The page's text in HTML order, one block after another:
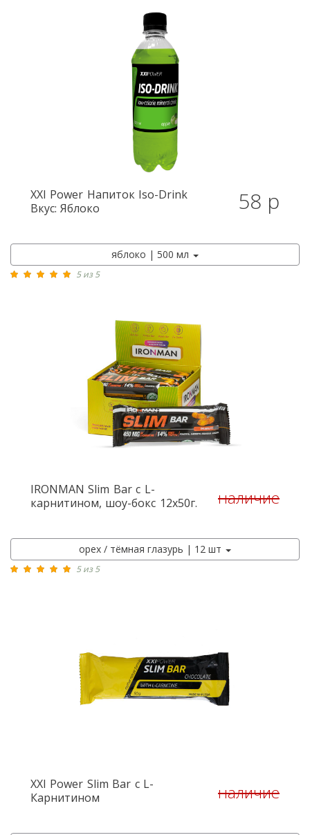
XXI Power Напиток Iso-Drink
Вкус: Яблоко
58 р
яблоко | 500 мл
5 из 5
IRONMAN Slim Bar с L-
карнитином, шоу-бокс 12x50г.
наличие
орех / тёмная глазурь | 12 шт
5 из 5
XXI Power Slim Bar с L-
Карнитином
наличие